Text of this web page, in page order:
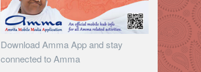
Download Amma App and stay
connected to Amma